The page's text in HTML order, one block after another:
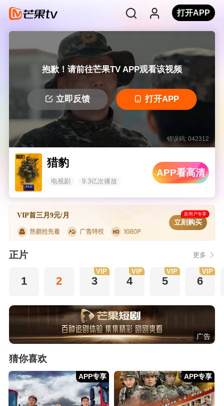
打开APP
抱歉！请前往芒果TV APP观看该视频
立即反馈 打开APP
错误码: 042312
猎豹
电视剧 9.3亿次播放
APP看高清
VIP首三月9元/月 新用户专享
立刻购买
正片 更多
1 2 3
VIP
4
VIP
5
VIP
6
VIP
广告
猜你喜欢
APP专享 APP专享